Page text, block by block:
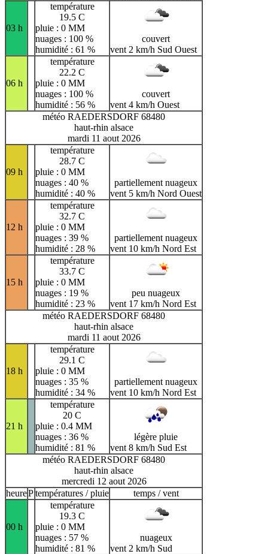
03 h
température
19.5 C
pluie : 0 MM
nuages : 100 %
humidité : 61 %
couvert
vent 2 km/h Sud Ouest
06 h
température
22.2 C
pluie : 0 MM
nuages : 100 %
humidité : 56 %
couvert
vent 4 km/h Ouest
météo RAEDERSDORF 68480
haut-rhin alsace
mardi 11 aout 2026
09 h
température
28.7 C
pluie : 0 MM
nuages : 40 %
humidité : 40 %
partiellement nuageux
vent 5 km/h Nord Ouest
12 h
température
32.7 C
pluie : 0 MM
nuages : 39 %
humidité : 28 %
partiellement nuageux
vent 10 km/h Nord Est
15 h
température
33.7 C
pluie : 0 MM
nuages : 19 %
humidité : 23 %
peu nuageux
vent 17 km/h Nord Est
météo RAEDERSDORF 68480
haut-rhin alsace
mardi 11 aout 2026
18 h
température
29.1 C
pluie : 0 MM
nuages : 35 %
humidité : 34 %
partiellement nuageux
vent 10 km/h Nord Est
21 h
température
20 C
pluie : 0.4 MM
nuages : 36 %
humidité : 81 %
légère pluie
vent 8 km/h Sud Est
météo RAEDERSDORF 68480
haut-rhin alsace
mercredi 12 aout 2026
heurePtempératures / pluie temps / vent
00 h
température
19.3 C
pluie : 0 MM
nuages : 57 %
humidité : 81 %
nuageux
vent 2 km/h Sud